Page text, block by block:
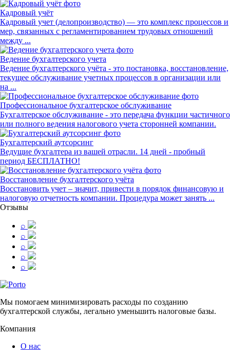
Кадровый учёт
Кадровый учет (делопроизводство) — это комплекс процессов и
мер, связанных с регламентированием трудовых отношений
между ...
Ведение бухгалтерского учета
Ведение бухгалтерского учёта - это постановка, восстановление,
текущее обслуживание учетных процессов в организации или
на ...
Профессиональное бухгалтерское обслуживание
Бухгалтерское обслуживание - это передача функции частичного
или полного ведения налогового учета сторонней компании.
Бухгалтерский аутсорсинг
Ведущие бухгалтера из вашей отрасли. 14 дней - пробный
период БЕСПЛАТНО!
Восстановление бухгалтерского учёта
Восстановить учет – значит, привести в порядок финансовую и
налоговую отчетность компании. Процедура может занять ...
Отзывы
⌕
⌕
⌕
⌕
⌕
Мы помогаем минимизировать расходы по созданию
бухгалтерской службы, легально уменьшить налоговые базы.
Компания
О нас